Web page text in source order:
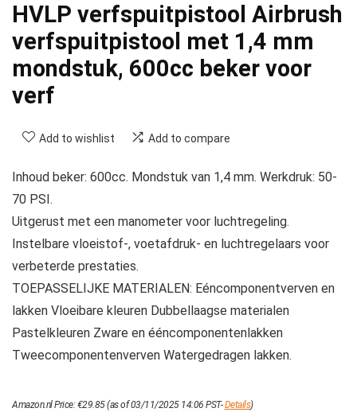
HVLP verfspuitpistool Airbrush
verfspuitpistool met 1,4 mm
mondstuk, 600cc beker voor
verf
Add to wishlist Add to compare
Inhoud beker: 600cc. Mondstuk van 1,4 mm. Werkdruk: 50-
70 PSI.
Uitgerust met een manometer voor luchtregeling.
Instelbare vloeistof-, voetafdruk- en luchtregelaars voor
verbeterde prestaties.
TOEPASSELIJKE MATERIALEN: Eéncomponentverven en
lakken Vloeibare kleuren Dubbellaagse materialen
Pastelkleuren Zware en ééncomponentenlakken
Tweecomponentenverven Watergedragen lakken.
Amazon.nl Price:€29.85(as of 03/11/2025 14:06 PST-Details)